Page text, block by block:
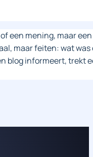
een mening, maar
maar feiten: wat
blog informeert, trekt